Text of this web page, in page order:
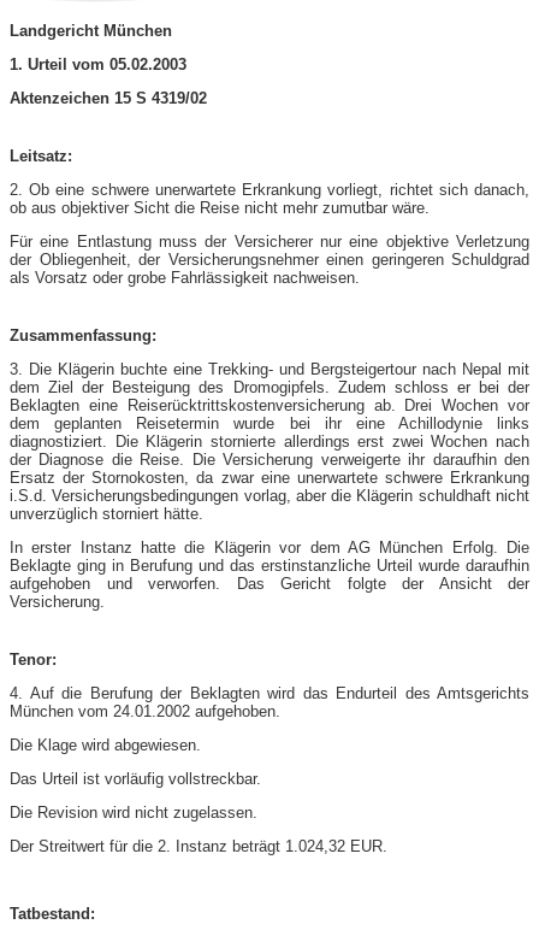
Landgericht München
1. Urteil vom 05.02.2003
Aktenzeichen 15 S 4319/02
Leitsatz:
2. Ob eine schwere unerwartete Erkrankung vorliegt, richtet sich danach,
ob aus objektiver Sicht die Reise nicht mehr zumutbar wäre.
Für eine Entlastung muss der Versicherer nur eine objektive Verletzung
der Obliegenheit, der Versicherungsnehmer einen geringeren Schuldgrad
als Vorsatz oder grobe Fahrlässigkeit nachweisen.
Zusammenfassung:
3. Die Klägerin buchte eine Trekking- und Bergsteigertour nach Nepal mit
dem Ziel der Besteigung des Dromogipfels. Zudem schloss er bei der
Beklagten eine Reiserücktrittskostenversicherung ab. Drei Wochen vor
dem geplanten Reisetermin wurde bei ihr eine Achillodynie links
diagnostiziert. Die Klägerin stornierte allerdings erst zwei Wochen nach
der Diagnose die Reise. Die Versicherung verweigerte ihr daraufhin den
Ersatz der Stornokosten, da zwar eine unerwartete schwere Erkrankung
i.S.d. Versicherungsbedingungen vorlag, aber die Klägerin schuldhaft nicht
unverzüglich storniert hätte.
In erster Instanz hatte die Klägerin vor dem AG München Erfolg. Die
Beklagte ging in Berufung und das erstinstanzliche Urteil wurde daraufhin
aufgehoben und verworfen. Das Gericht folgte der Ansicht der
Versicherung.
Tenor:
4. Auf die Berufung der Beklagten wird das Endurteil des Amtsgerichts
München vom 24.01.2002 aufgehoben.
Die Klage wird abgewiesen.
Das Urteil ist vorläufig vollstreckbar.
Die Revision wird nicht zugelassen.
Der Streitwert für die 2. Instanz beträgt 1.024,32 EUR.
Tatbestand: